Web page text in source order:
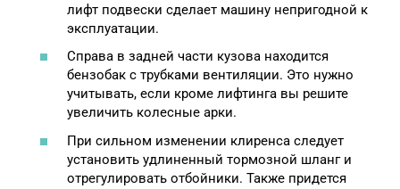
лифт подвески сделает машину непригодной к
эксплуатации.
Справа в задней части кузова находится
бензобак с трубками вентиляции. Это нужно
учитывать, если кроме лифтинга вы решите
увеличить колесные арки.
При сильном изменении клиренса следует
установить удлиненный тормозной шланг и
отрегулировать отбойники. Также придется